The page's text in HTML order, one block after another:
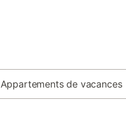
Appartements de vacances